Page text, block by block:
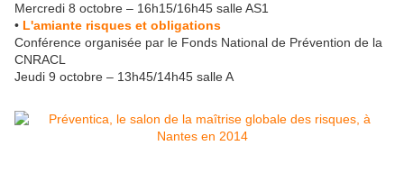
Mercredi 8 octobre – 16h15/16h45 salle AS1
• L'amiante risques et obligations
Conférence organisée par le Fonds National de Prévention de la
CNRACL
Jeudi 9 octobre – 13h45/14h45 salle A